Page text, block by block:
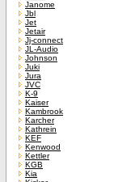
Janome
Jbl
Jet
Jetair
Jj-connect
JL-Audio
Johnson
Juki
Jura
JVC
K-9
Kaiser
Kambrook
Karcher
Kathrein
KEF
Kenwood
Kettler
KGB
Kia